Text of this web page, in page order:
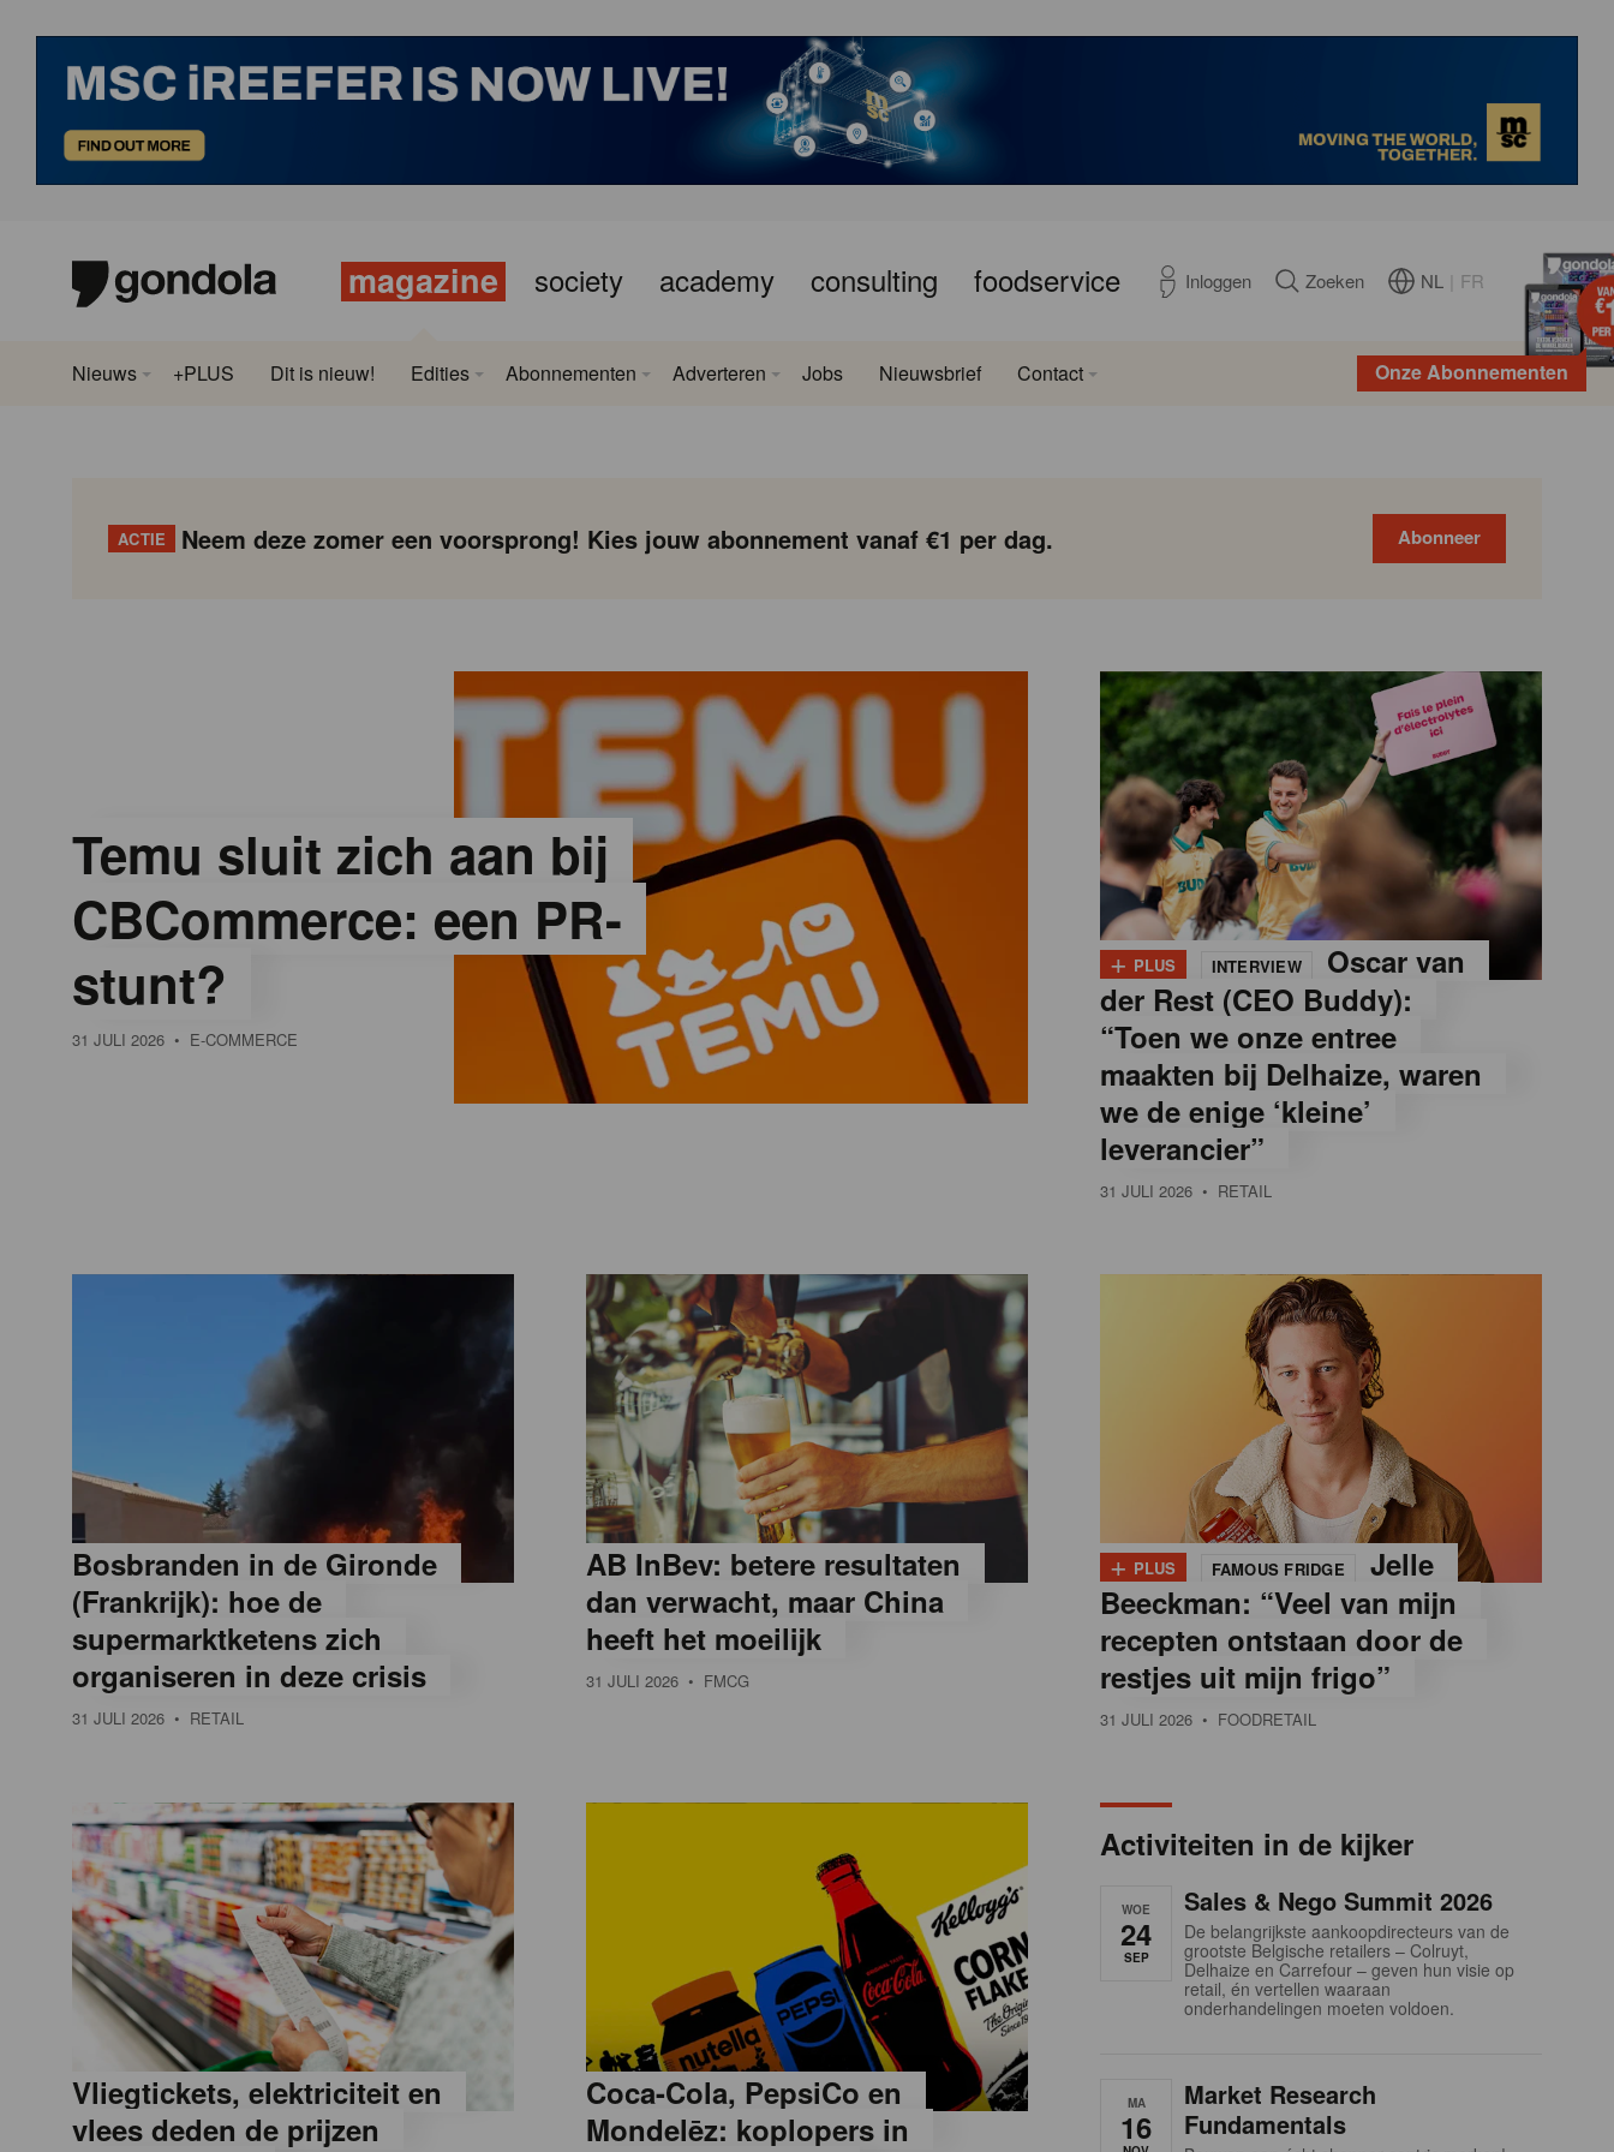
magazine society academy consulting foodservice Inloggen Zoeken NL FR
Onze Abonnementen
Nieuws +PLUS Dit is nieuw! Edities Abonnementen Adverteren Jobs Nieuwsbrief Contact
ACTIE Neem deze zomer een voorsprong! Kies jouw abonnement vanaf €1 per dag. Abonneer
Temu sluit zich aan bij
CBCommerce: een PR-
stunt?
31 JULI 2026 • E-COMMERCE
+ PLUS INTERVIEW
Oscar van
der Rest (CEO Buddy):
“Toen we onze entree
maakten bij Delhaize, waren
we de enige ‘kleine’
leverancier”
31 JULI 2026 • RETAIL
Bosbranden in de Gironde
(Frankrijk): hoe de
supermarktketens zich
organiseren in deze crisis
31 JULI 2026 • RETAIL
AB InBev: betere resultaten
dan verwacht, maar China
heeft het moeilijk
31 JULI 2026 • FMCG
+ PLUS FAMOUS FRIDGE
Jelle
Beeckman: “Veel van mijn
recepten ontstaan door de
restjes uit mijn frigo”
31 JULI 2026 • FOODRETAIL
Vliegtickets, elektriciteit en
vlees deden de prijzen
Coca-Cola, PepsiCo en
Mondelēz: koplopers in
Activiteiten in de kijker
WOE
24
SEP
Sales & Nego Summit 2026
De belangrijkste aankoopdirecteurs van de
grootste Belgische retailers – Colruyt,
Delhaize en Carrefour – geven hun visie op
retail, én vertellen waaraan
onderhandelingen moeten voldoen.
MA
16
Market Research
Fundamentals